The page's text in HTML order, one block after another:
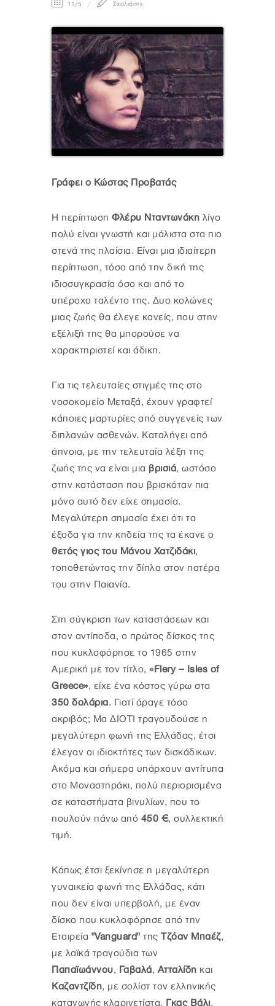
11/5 Σχολιάστε
Γράφει ο Κώστας Προβατάς
Η περίπτωση Φλέρυ Νταντωνάκη λίγο
πολύ είναι γνωστή και μάλιστα στα πιο
στενά της πλαίσια. Είναι μια ιδιαίτερη
περίπτωση, τόσο από την δική της
ιδιοσυγκρασία όσο και από το
υπέροχο ταλέντο της. Δυο κολώνες
μιας ζωής θα έλεγε κανείς, που στην
εξέλιξή της θα μπορούσε να
χαρακτηριστεί και άδικη.
Για τις τελευταίες στιγμές της στο
νοσοκομείο Μεταξά, έχουν γραφτεί
κάποιες μαρτυρίες από συγγενείς των
διπλανών ασθενών. Καταλήγει από
άπνοια, με την τελευταία λέξη της
ζωής της να είναι μια βρισιά, ωστόσο
στην κατάσταση που βρισκόταν πια
μόνο αυτό δεν είχε σημασία.
Μεγαλύτερη σημασία έχει ότι τα
έξοδα για την κηδεία της τα έκανε ο
θετός γιος του Μάνου Χατζιδάκι,
τοποθετώντας την δίπλα στον πατέρα
του στην Παιανία.
Στη σύγκριση των καταστάσεων και
στον αντίποδα, ο πρώτος δίσκος της
που κυκλοφόρησε το 1965 στην
Αμερική με τον τίτλο, «Flery – Isles of
Greece», είχε ένα κόστος γύρω στα
350 δολάρια. Γιατί άραγε τόσο
ακριβός; Μα ΔΙΟΤΙ τραγουδούσε η
μεγαλύτερη φωνή της Ελλάδας, έτσι
έλεγαν οι ιδιοκτήτες των δισκάδικων.
Ακόμα και σήμερα υπάρχουν αντίτυπα
στο Μοναστηράκι, πολύ περιορισμένα
σε καταστήματα βινυλίων, που το
πουλούν πάνω από 450 €, συλλεκτική
τιμή.
Κάπως έτσι ξεκίνησε η μεγαλύτερη
γυναικεία φωνή της Ελλάδας, κάτι
που δεν είναι υπερβολή, με έναν
δίσκο που κυκλοφόρησε από την
Εταιρεία "Vanguard" της Τζόαν Μπαέζ,
με λαϊκά τραγούδια των
Παπαϊωάννου, Γαβαλά, Ατταλίδη και
Καζαντζίδη, με σολίστ τον ελληνικής
καταγωγής κλαρινετίστα, Γκας Βάλι.